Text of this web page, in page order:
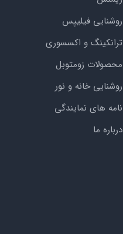
روشنایی فیلیپس
ترانکینگ و اکسسوری
محصولات زومتوبل
روشنایی خانه و نور
نامه های نمایندگی
درباره ما